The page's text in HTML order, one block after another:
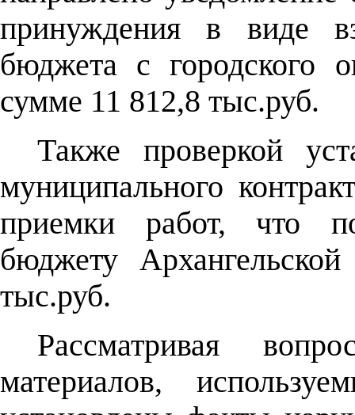
принуждения в виде
бюджета с городского
сумме 11 812,8 тыс.руб.
Также проверкой
муниципального
приемки работ, что
бюджету
тыс.руб.
Рассматривая
материалов,